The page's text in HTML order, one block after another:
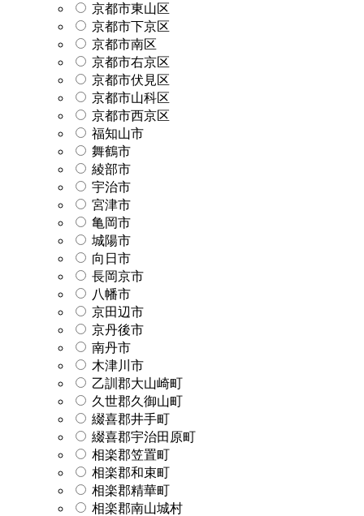
京都市東山区
京都市下京区
京都市南区
京都市右京区
京都市伏見区
京都市山科区
京都市西京区
福知山市
舞鶴市
綾部市
宇治市
宮津市
亀岡市
城陽市
向日市
長岡京市
八幡市
京田辺市
京丹後市
南丹市
木津川市
乙訓郡大山崎町
久世郡久御山町
綴喜郡井手町
綴喜郡宇治田原町
相楽郡笠置町
相楽郡和束町
相楽郡精華町
相楽郡南山城村